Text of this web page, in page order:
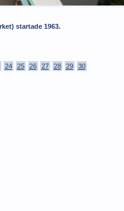
startade 1963.
24 25 26 27 28 29 30